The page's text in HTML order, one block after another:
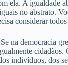
ela. A
no abstrato.
considerar
na democracia
indivíduos, dos